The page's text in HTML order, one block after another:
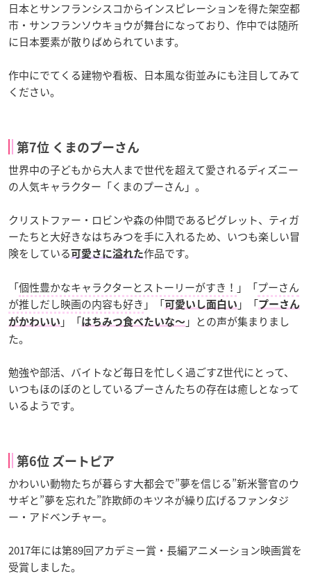
日本とサンフランシスコからインスピレーションを得た架空都
市・サンフランソウキョウが舞台になっており、作中では随所
に日本要素が散りばめられています。
作中にでてくる建物や看板、日本風な街並みにも注目してみて
ください。
第7位 くまのプーさん
世界中の子どもから大人まで世代を超えて愛されるディズニー
の人気キャラクター「くまのプーさん」。
クリストファー・ロビンや森の仲間であるピグレット、ティガ
ーたちと大好きなはちみつを手に入れるため、いつも楽しい冒
険をしている可愛さに溢れた作品です。
「個性豊かなキャラクターとストーリーがすき！ 」「プーさん
が推しだし映画の内容も好き 」「可愛いし面白い 」「プーさん
がかわいい 」「はちみつ食べたいな〜 」との声が集まりまし
た。
勉強や部活、バイトなど毎日を忙しく過ごすZ世代にとって、
いつもほのぼのとしているプーさんたちの存在は癒しとなって
いるようです。
第6位 ズートピア
かわいい動物たちが暮らす大都会で”夢を信じる”新米警官のウ
サギと”夢を忘れた”詐欺師のキツネが繰り広げるファンタジ
ー・アドベンチャー。
2017年には第89回アカデミー賞・長編アニメーション映画賞を
受賞しました。